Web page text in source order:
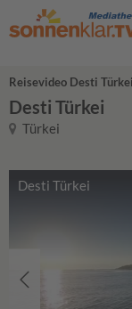
Reisevideo Desti Türkei
Desti Türkei
Türkei
Desti Türkei